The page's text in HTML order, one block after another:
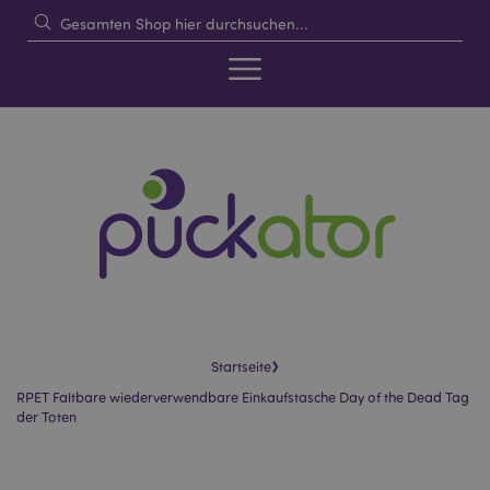
Startseite›
RPET Faltbare wiederverwendbare Einkaufstasche Day of the Dead Tag
der Toten